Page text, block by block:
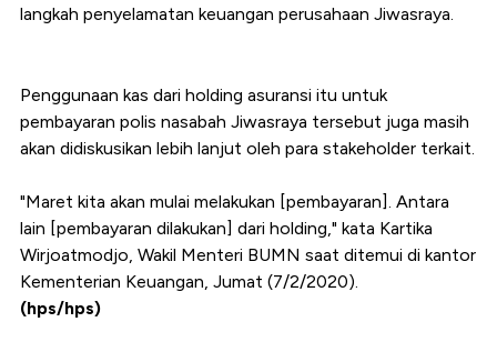
langkah penyelamatan keuangan perusahaan Jiwasraya.
Penggunaan kas dari holding asuransi itu untuk
pembayaran polis nasabah Jiwasraya tersebut juga masih
akan didiskusikan lebih lanjut oleh para stakeholder terkait.
"Maret kita akan mulai melakukan [pembayaran]. Antara
lain [pembayaran dilakukan] dari holding," kata Kartika
Wirjoatmodjo, Wakil Menteri BUMN saat ditemui di kantor
Kementerian Keuangan, Jumat (7/2/2020).
(hps/hps)